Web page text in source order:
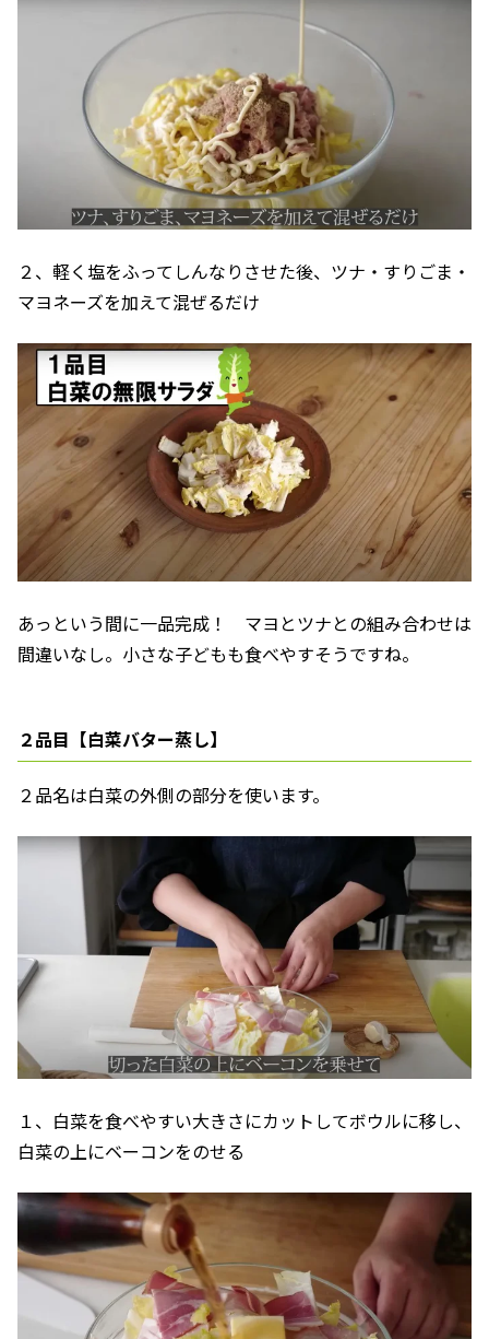
２、軽く塩をふってしんなりさせた後、ツナ・すりごま・
マヨネーズを加えて混ぜるだけ
あっという間に一品完成！ マヨとツナとの組み合わせは
間違いなし。小さな子どもも食べやすそうですね。
２品目【白菜バター蒸し】
２品名は白菜の外側の部分を使います。
１、白菜を食べやすい大きさにカットしてボウルに移し、
白菜の上にベーコンをのせる